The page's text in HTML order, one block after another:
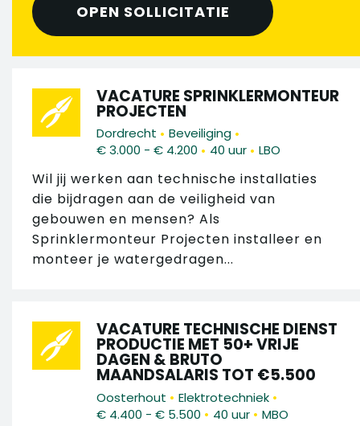
OPEN SOLLICITATIE
VACATURE SPRINKLERMONTEUR
PROJECTEN
Dordrecht • Beveiliging •
€ 3.000 - € 4.200 • 40 uur • LBO
Wil jij werken aan technische installaties
die bijdragen aan de veiligheid van
gebouwen en mensen? Als
Sprinklermonteur Projecten installeer en
monteer je watergedragen...
VACATURE TECHNISCHE DIENST
PRODUCTIE MET 50+ VRIJE
DAGEN & BRUTO
MAANDSALARIS TOT €5.500
Oosterhout • Elektrotechniek •
€ 4.400 - € 5.500 • 40 uur • MBO